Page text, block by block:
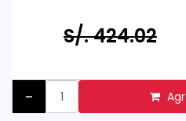
Prohibida su venta a
S/. 424.02
-